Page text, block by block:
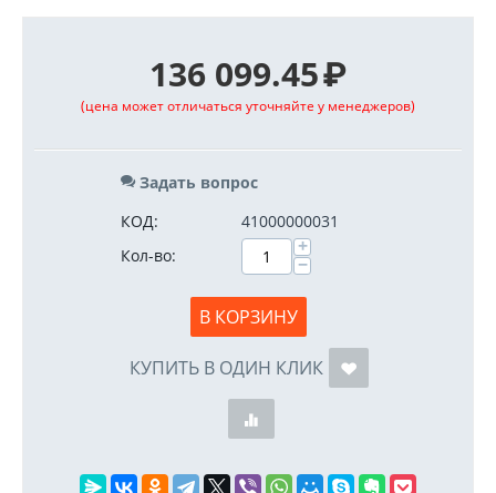
136 099.45₽
(цена может отличаться уточняйте у менеджеров)
Задать вопрос
КОД:
41000000031
Кол-во:
+
−
В КОРЗИНУ
КУПИТЬ В ОДИН КЛИК